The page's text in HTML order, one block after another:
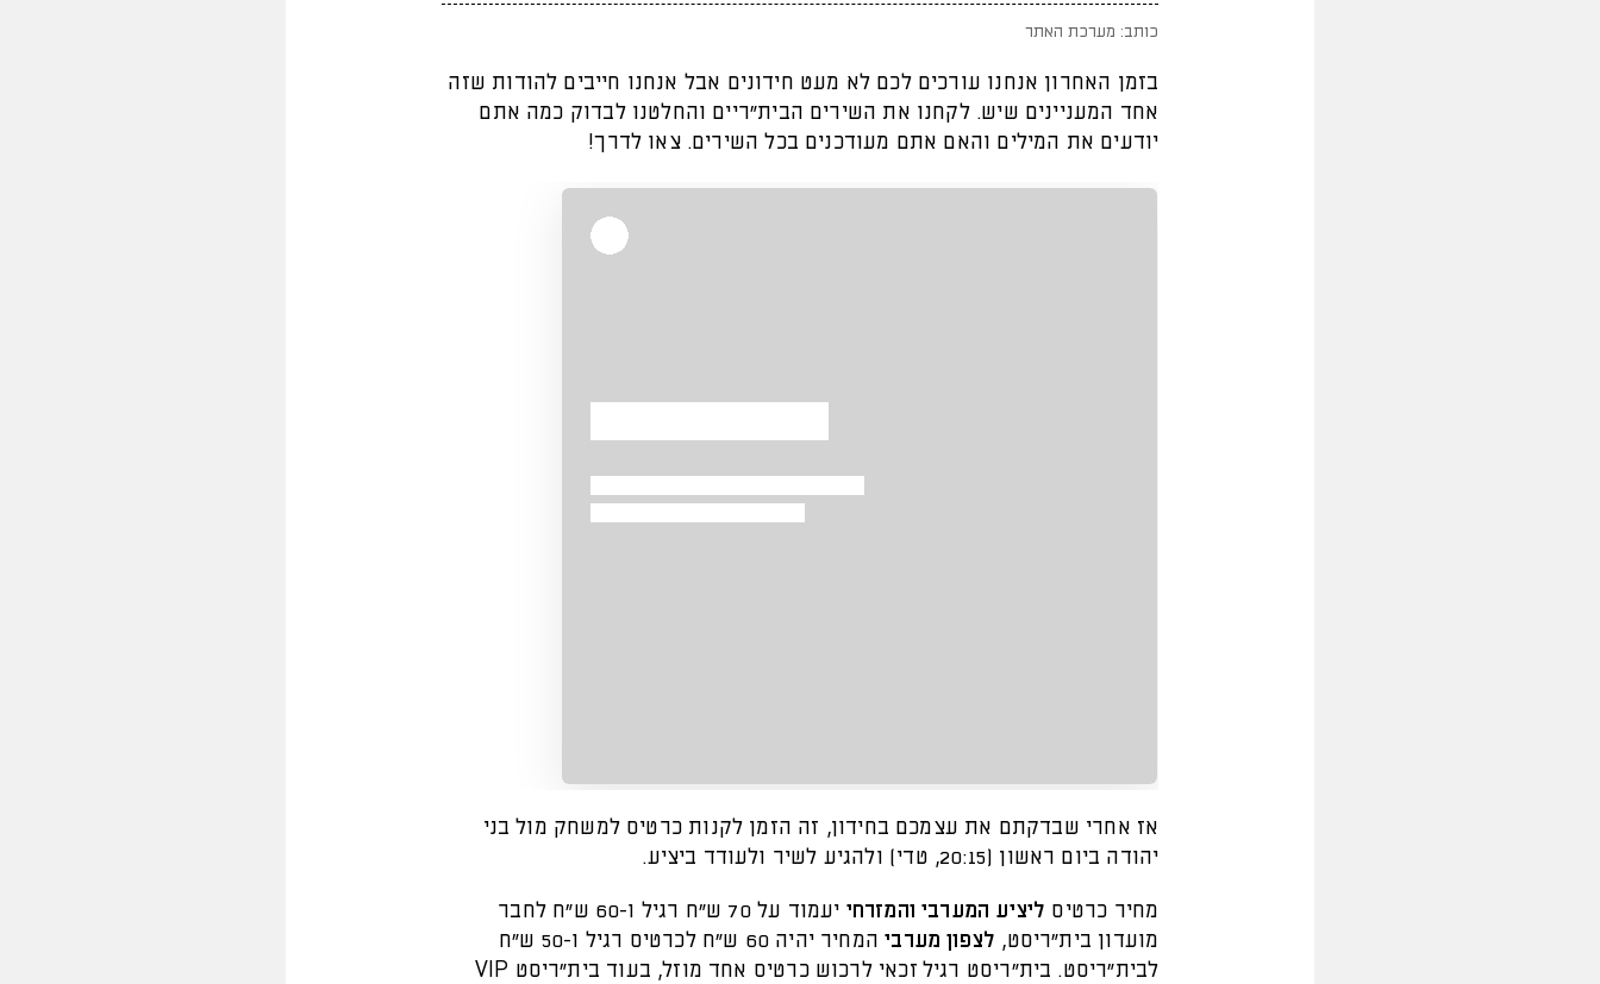
כותב: מערכת האתר
בזמן האחרון אנחנו עורכים לכם לא מעט חידונים אבל אנחנו חייבים להודות שזה
אחד המעניינים שיש. לקחנו את השירים הבית"ריים והחלטנו לבדוק כמה אתם
יודעים את המילים והאם אתם מעודכנים בכל השירים. צאו לדרך!
אז אחרי שבדקתם את עצמכם בחידון, זה הזמן לקנות כרטיס למשחק מול בני
יהודה ביום ראשון (20:15, טדי) ולהגיע לשיר ולעודד ביציע.
מחיר כרטיס ליציע המערבי והמזרחי
יעמוד על 70 ש"ח רגיל ו-60 ש"ח לחבר
מועדון בית"ריסט, לצפון מערבי
המחיר יהיה 60 ש"ח לכרטיס רגיל ו-50 ש"ח
לבית"ריסט. בית"ריסט רגיל זכאי לרכוש כרטיס אחד מוזל, בעוד בית"ריסט VIP